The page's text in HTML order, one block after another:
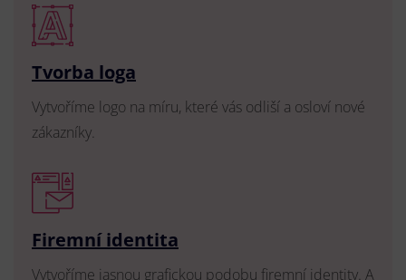
Tvorba loga
Vytvoříme logo na míru, které vás odliší a osloví nové
zákazníky.
Firemní identita
Vytvoříme jasnou grafickou podobu firemní identity. A